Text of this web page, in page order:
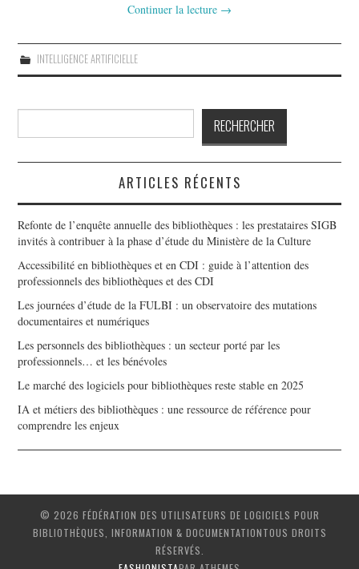
Continuer la lecture →
INTELLIGENCE ARTIFICIELLE
RECHERCHER
ARTICLES RÉCENTS
Refonte de l’enquête annuelle des bibliothèques : les prestataires SIGB
invités à contribuer à la phase d’étude du Ministère de la Culture
Accessibilité en bibliothèques et en CDI : guide à l’attention des
professionnels des bibliothèques et des CDI
Les journées d’étude de la FULBI : un observatoire des mutations
documentaires et numériques
Les personnels des bibliothèques : un secteur porté par les
professionnels… et les bénévoles
Le marché des logiciels pour bibliothèques reste stable en 2025
IA et métiers des bibliothèques : une ressource de référence pour
comprendre les enjeux
© 2026 FÉDÉRATION DES UTILISATEURS DE LOGICIELS POUR
BIBLIOTHÈQUES, INFORMATION & DOCUMENTATIONTOUS DROITS
RÉSERVÉS.